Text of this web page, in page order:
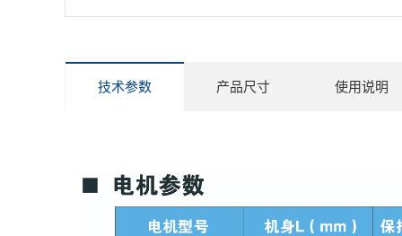
技术参数 产品尺寸 使用说明